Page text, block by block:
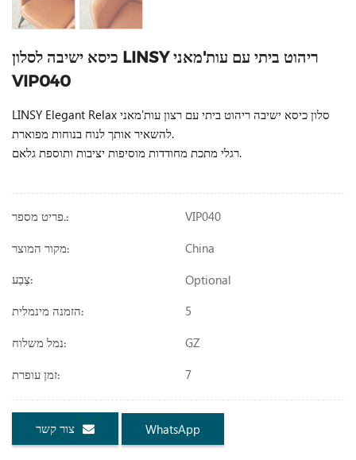
כיסא ישיבה לסלון LINSY ריהוט ביתי עם עות'מאני
VIP040
LINSY Elegant Relax סלון כיסא ישיבה ריהוט ביתי עם רצון עות'מאני
להשאיר אותך לנוח בנוחות מפוארת.
רגלי מתכת מחודדות מוסיפות יציבות ותוספת גלאם.
פריט מספר.: VIP040
מקור המוצר: China
צֶבַע: Optional
הזמנה מינמלית: 5
נמל משלוח: GZ
זמן עופרת: 7
צור קשר WhatsApp